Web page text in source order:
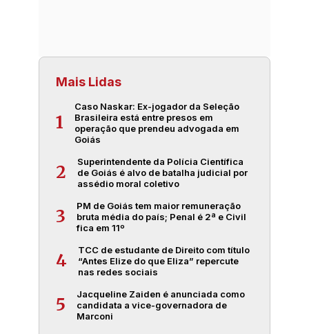
Mais Lidas
1
Caso Naskar: Ex-jogador da Seleção
Brasileira está entre presos em
operação que prendeu advogada em
Goiás
2
Superintendente da Polícia Científica
de Goiás é alvo de batalha judicial por
assédio moral coletivo
3
PM de Goiás tem maior remuneração
bruta média do país; Penal é 2ª e Civil
fica em 11º
4
TCC de estudante de Direito com título
“Antes Elize do que Eliza” repercute
nas redes sociais
5
Jacqueline Zaiden é anunciada como
candidata a vice-governadora de
Marconi